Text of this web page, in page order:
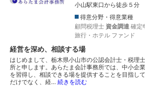
小山駅東口から徒歩５分
得意分野・得意業種
顧問税理士 資金調達 確定
旅行・ホテル ファンド
経営を深め、相談する場
はじめまして、栃木県小山市の公認会計士・税理
所と申します。あらたま会計事務所では、中小企
を習得し、相談できる場を提供することを目指し
だけでなく、経… 続きを読む